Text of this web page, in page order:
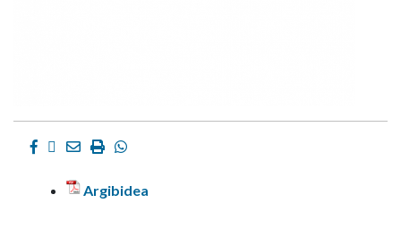
Facebook
Twitter
EmailImprimirWhatsapp
Argibidea